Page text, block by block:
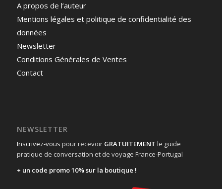
A propos de l’auteur
Mentions légales et politique de confidentialité des
données
Newsletter
Conditions Générales de Ventes
Contact
NEWSLETTER
Inscrivez-vous pour recevoir GRATUITEMENT le guide
pratique de conversation et de voyage France-Portugal
+ un code promo 10% sur la boutique !